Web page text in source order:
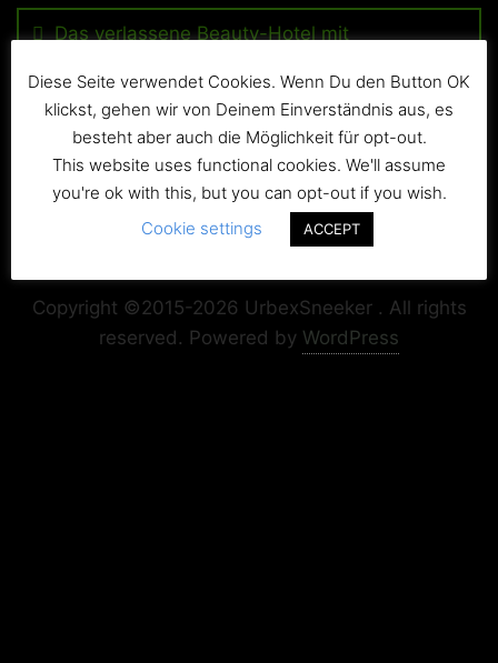
Das verlassene Beauty-Hotel mit
Copyright ©2015-2026 UrbexSneeker . All rights
reserved. Powered by WordPress
Diese Seite verwendet Cookies. Wenn Du den Button OK
klickst, gehen wir von Deinem Einverständnis aus, es
besteht aber auch die Möglichkeit für opt-out.
This website uses functional cookies. We'll assume
you're ok with this, but you can opt-out if you wish.
Cookie settings
ACCEPT